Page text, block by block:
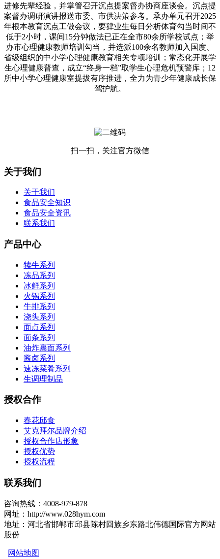
进修先辈经验，并掌管召开沉点提案督办协商座谈会。沉点提
案督办调研演讲报送市委、市供决策参考。承办单元召开2025
年根本教育沉点工做会议，要肄业生每日分析体育勾当时间不
低于2小时，课间15分钟做法已正在全市80余所学校试点；举
办市心理健康教师培训勾当，并选派100余名教师加入国度、
省级组织的中小学心理健康教育相关专项培训；常态化开展学
生心理健康普查，成立“终身一档”取学生心理危机预警库；12
所中小学心理健康室提拔有序推进，全力为青少年健康成长保
驾护航。
扫一扫，关注官方微信
关于我们
关于我们
食品安全知识
食品安全资讯
联系我们
产品中心
犊牛系列
冻品系列
冰鲜系列
火锅系列
牛排系列
浇头系列
面点系列
面条系列
油炸裹面系列
酱卤系列
速冻菜肴系列
生调理制品
授权合作
春花邱食
艾克拜尔品牌介绍
授权合作店形象
授权优势
授权流程
联系我们
咨询热线：4008-979-878
网址：http://www.028hym.com
地址：河北省邯郸市邱县陈村回族乡东路北伟德国际官方网站
股份
网站地图